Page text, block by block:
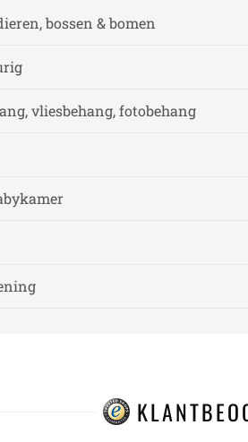
bossen & bomen
vliesbehang, fotobehang